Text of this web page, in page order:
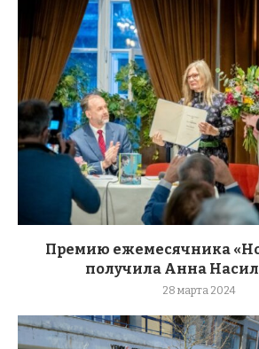
Премию ежемесячника
получила Анна
28 марта 2024